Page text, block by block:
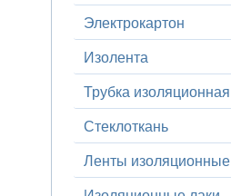
Электрокартон
Изолента
Трубка изоляционная
Стеклоткань
Ленты изоляционные